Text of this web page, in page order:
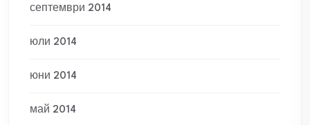
септември 2014
юли 2014
юни 2014
май 2014